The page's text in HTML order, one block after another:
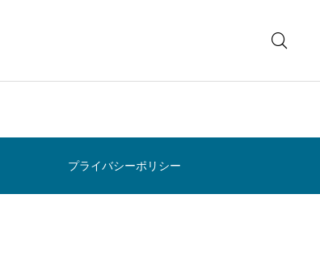
プライバシーポリシー